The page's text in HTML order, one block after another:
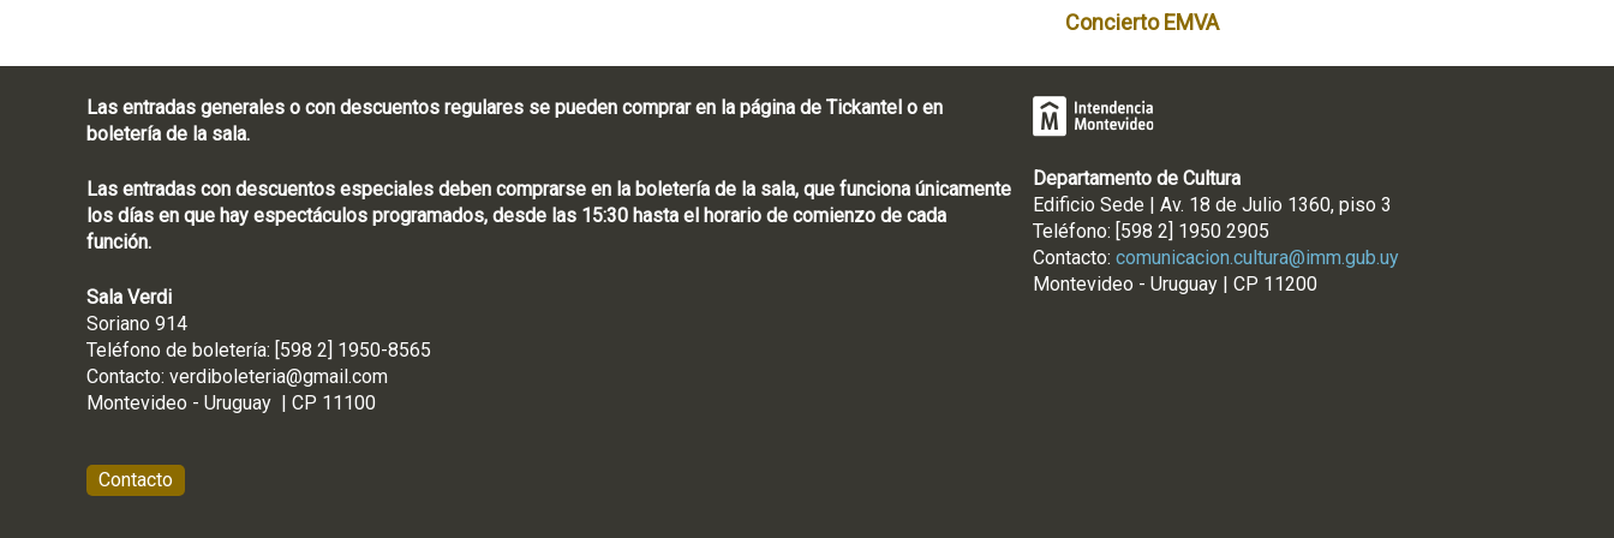
Concierto EMVA
Las entradas generales o con descuentos regulares se pueden comprar en la página de Tickantel o en
boletería de la sala.
Las entradas con descuentos especiales deben comprarse en la boletería de la sala, que funciona únicamente
los días en que hay espectáculos programados, desde las 15:30 hasta el horario de comienzo de cada
función.
Sala Verdi
Soriano 914
Teléfono de boletería: [598 2] 1950-8565
Contacto: verdiboleteria@gmail.com
Montevideo - Uruguay | CP 11100
Contacto
Departamento de Cultura
Edificio Sede | Av. 18 de Julio 1360, piso 3
Teléfono: [598 2] 1950 2905
Contacto: comunicacion.cultura@imm.gub.uy
Montevideo - Uruguay | CP 11200